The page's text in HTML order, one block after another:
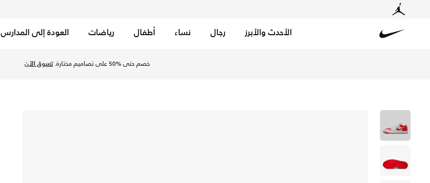
الأحدث والأبرز رجال نساء أطفال رياضات العودة إلى المدارس
خصم حتى %50 على تصاميم مختارة. تسوق الآن